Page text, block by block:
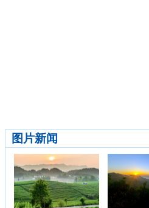
图片新闻